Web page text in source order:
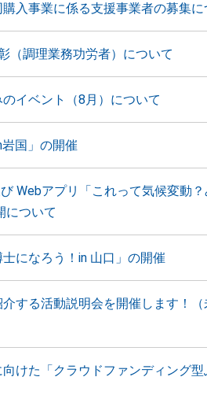
入事業に係る支援事業者の募集に
（調理業務功労者）について
イベント（8月）について
国」の開催
Webアプリ「これって気候変動
について
になろう！in 山口」の開催
する活動説明会を開催します！（
けた「クラウドファンディング型